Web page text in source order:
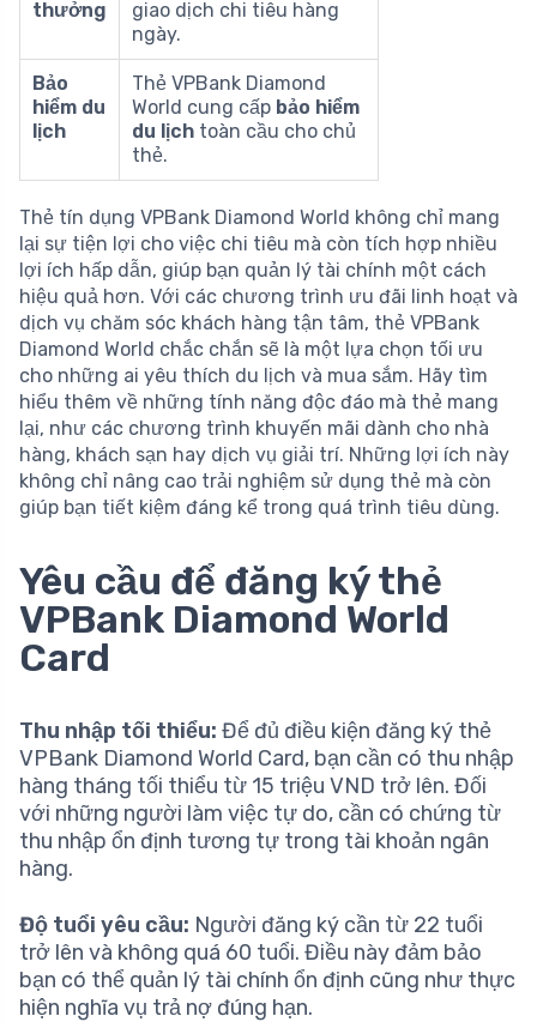
thưởng
giao dịch chi tiêu hàng
ngày.
Bảo
hiểm du
lịch
Thẻ VPBank Diamond
World cung cấp bảo hiểm
du lịch toàn cầu cho chủ
thẻ.
Thẻ tín dụng VPBank Diamond World không chỉ mang
lại sự tiện lợi cho việc chi tiêu mà còn tích hợp nhiều
lợi ích hấp dẫn, giúp bạn quản lý tài chính một cách
hiệu quả hơn. Với các chương trình ưu đãi linh hoạt và
dịch vụ chăm sóc khách hàng tận tâm, thẻ VPBank
Diamond World chắc chắn sẽ là một lựa chọn tối ưu
cho những ai yêu thích du lịch và mua sắm. Hãy tìm
hiểu thêm về những tính năng độc đáo mà thẻ mang
lại, như các chương trình khuyến mãi dành cho nhà
hàng, khách sạn hay dịch vụ giải trí. Những lợi ích này
không chỉ nâng cao trải nghiệm sử dụng thẻ mà còn
giúp bạn tiết kiệm đáng kể trong quá trình tiêu dùng.
Yêu cầu để đăng ký thẻ
VPBank Diamond World
Card
Thu nhập tối thiểu: Để đủ điều kiện đăng ký thẻ
VPBank Diamond World Card, bạn cần có thu nhập
hàng tháng tối thiểu từ 15 triệu VND trở lên. Đối
với những người làm việc tự do, cần có chứng từ
thu nhập ổn định tương tự trong tài khoản ngân
hàng.
Độ tuổi yêu cầu: Người đăng ký cần từ 22 tuổi
trở lên và không quá 60 tuổi. Điều này đảm bảo
bạn có thể quản lý tài chính ổn định cũng như thực
hiện nghĩa vụ trả nợ đúng hạn.